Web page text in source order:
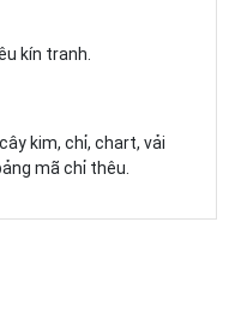
kín tranh.
kim, chỉ, chart, vải
mã chỉ thêu.